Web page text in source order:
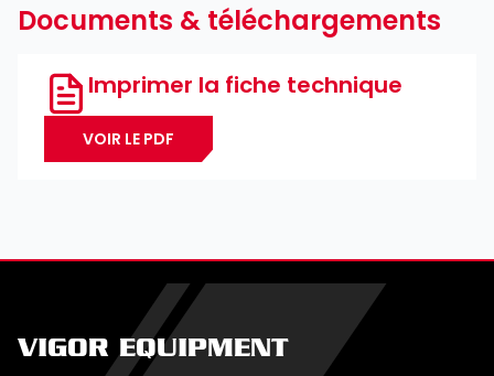
Documents & téléchargements
Imprimer la fiche technique
VOIR LE PDF
VIGOR EQUIPMENT